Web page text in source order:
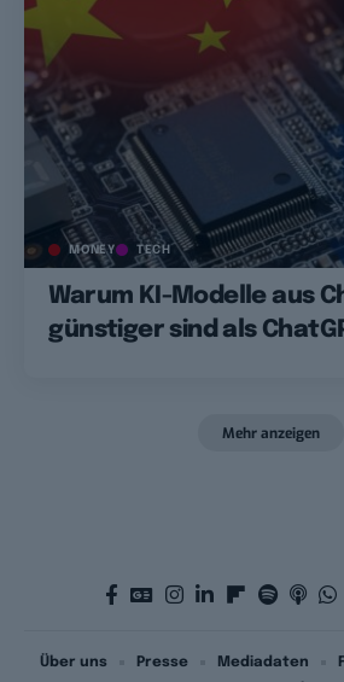
MONEY TECH
Warum KI-Modelle aus
günstiger sind als
Mehr anzeigen
Über uns Presse Mediadaten